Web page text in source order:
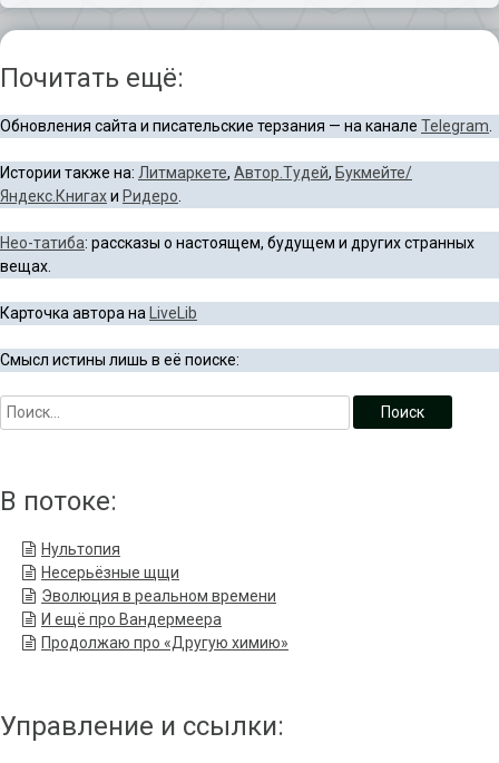
Почитать ещё:
Обновления сайта и писательские терзания — на канале Telegram
Истории также на: Литмаркете, Автор.Тудей, Букмейте/
Яндекс.Книгахи Ридеро
Нео-татиба: рассказы о настоящем, будущем и других странных
вещах.
Карточка автора на LiveLib
Смысл истины лишь в её поиске:
В потоке:
Нультопия
Несерьёзные щщи
Эволюция в реальном времени
И ещё про Вандермеера
Продолжаю про «Другую химию»
Управление и ссылки: